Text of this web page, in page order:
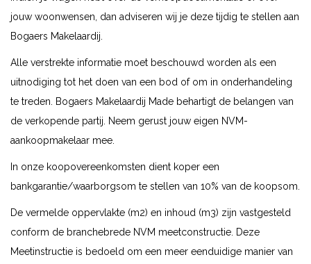
jouw woonwensen, dan adviseren wij je deze tijdig te stellen aan
Bogaers Makelaardij.
Alle verstrekte informatie moet beschouwd worden als een
uitnodiging tot het doen van een bod of om in onderhandeling
te treden. Bogaers Makelaardij Made behartigt de belangen van
de verkopende partij. Neem gerust jouw eigen NVM-
aankoopmakelaar mee.
In onze koopovereenkomsten dient koper een
bankgarantie/waarborgsom te stellen van 10% van de koopsom.
De vermelde oppervlakte (m2) en inhoud (m3) zijn vastgesteld
conform de branchebrede NVM meetconstructie. Deze
Meetinstructie is bedoeld om een meer eenduidige manier van